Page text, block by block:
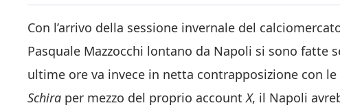
Con l’arrivo della sessione invernale del
Pasquale Mazzocchi lontano da Napoli si sono fatte
ultime ore va invece in netta contrapposizione con
Schira per mezzo del proprio accountX, il Napoli